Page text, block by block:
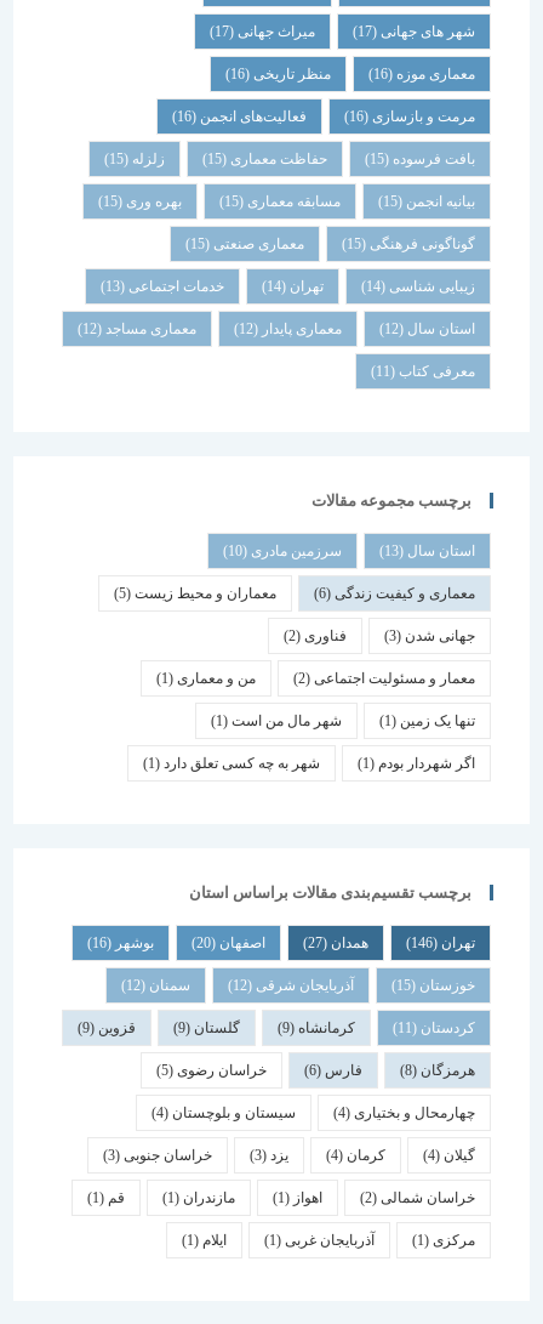
شهر های جهانی(17) میراث جهانی(17)
معماری موزه(16) منظر تاریخی (16)
مرمت و بازسازی(16) فعالیت‌های انجمن(16)
بافت فرسوده (15) حفاظت معماری (15) زلزله
بیانیه انجمن(15) مسابقه معماری (15) بهره وری(15)
گوناگونی فرهنگی (15) معماری صنعتی(15)
زیبایی شناسی (14) تهران خدمات اجتماعی (13)
استان سال(12) معماری پایدار (12) معماری مساجد(12)
معرفی کتاب(11)
برچسب مجموعه مقالات
استان سال(13) سرزمین مادری(10)
معماری و کیفیت زندگی(6) معماران و محیط زیست(5)
جهانی شدن(3) فناوری (2)
معمار و مسئولیت اجتماعی (2) من و معماری (1)
تنها یک زمین(1) شهر مال من است(1)
اگر شهردار بودم (1) شهر به چه کسی تعلق دارد(1)
برچسب تقسیم‌بندی مقالات براساس استان
همدان اصفهان (20) بوشهر
خوزستان(15) آذربایجان شرقی(12) سمنان (12)
کردستان(11) کرمانشاه(9) گلستان (9) قزوین
هرمزگان(8) فارس خراسان رضوی(5)
چهارمحال و بختیاری (4) سیستان و بلوچستان(4)
کرمان یزد خراسان جنوبی(3)
خراسان شمالی(2) اهواز مازندران(1) قم
(1) آذربایجان غربی(1) ایلام